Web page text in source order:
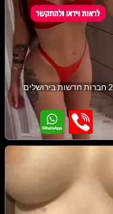
2 חברות חדשות בירושלים